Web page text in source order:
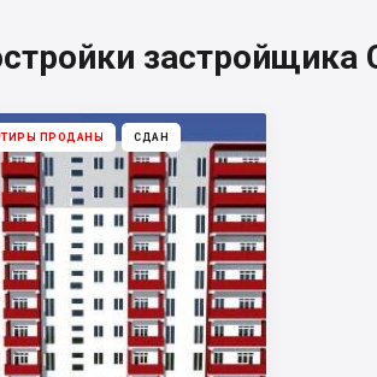
ПРОДАНЫ СДАН